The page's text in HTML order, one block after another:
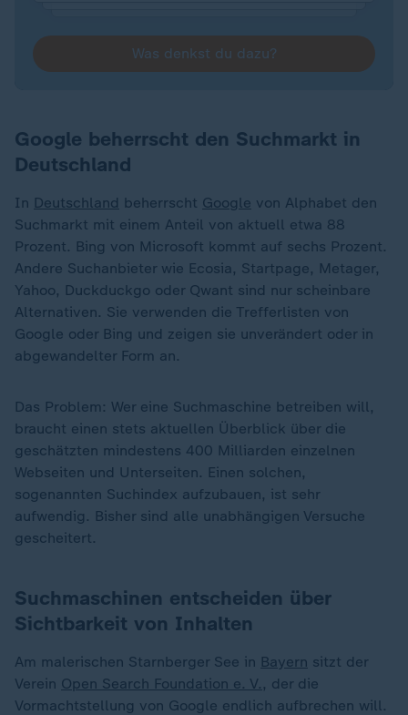
Was denkst du dazu?
Google beherrscht den Suchmarkt in
Deutschland
In Deutschland beherrscht Google von Alphabet den
Suchmarkt mit einem Anteil von aktuell etwa 88
Prozent. Bing von Microsoft kommt auf sechs Prozent.
Andere Suchanbieter wie Ecosia, Startpage, Metager,
Yahoo, Duckduckgo oder Qwant sind nur scheinbare
Alternativen. Sie verwenden die Trefferlisten von
Google oder Bing und zeigen sie unverändert oder in
abgewandelter Form an.
Das Problem: Wer eine Suchmaschine betreiben will,
braucht einen stets aktuellen Überblick über die
geschätzten mindestens 400 Milliarden einzelnen
Webseiten und Unterseiten. Einen solchen,
sogenannten Suchindex aufzubauen, ist sehr
aufwendig. Bisher sind alle unabhängigen Versuche
gescheitert.
Suchmaschinen entscheiden über
Sichtbarkeit von Inhalten
Am malerischen Starnberger See in Bayern sitzt der
Verein Open Search Foundation e. V. , der die
Vormachtstellung von Google endlich aufbrechen will.